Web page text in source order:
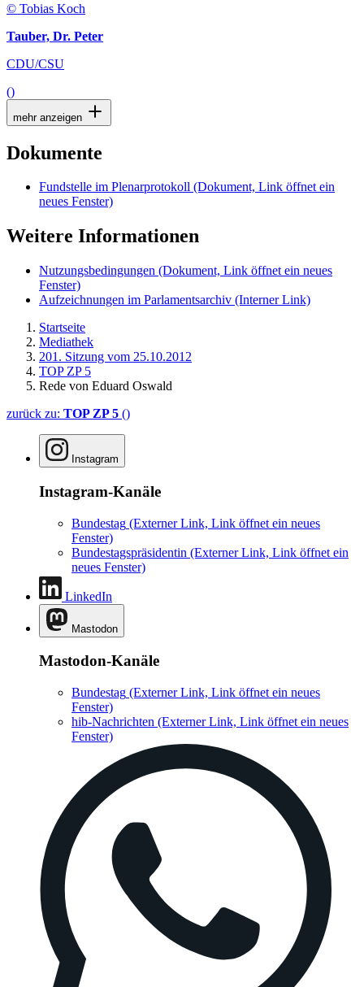
© Tobias Koch
Tauber, Dr. Peter
CDU/CSU
()
mehr anzeigen
Dokumente
Fundstelle im Plenarprotokoll (Dokument, Link öffnet ein
neues Fenster)
Weitere Informationen
Nutzungsbedingungen (Dokument, Link öffnet ein neues
Fenster)
Aufzeichnungen im Parlamentsarchiv (Interner Link)
Startseite
Mediathek
201. Sitzung vom 25.10.2012
TOP ZP 5
Rede von Eduard Oswald
zurück zu: TOP ZP 5 ()
Instagram
Instagram-Kanäle
Bundestag (Externer Link, Link öffnet ein neues
Fenster)
Bundestagspräsidentin (Externer Link, Link öffnet ein
neues Fenster)
LinkedIn
Mastodon
Mastodon-Kanäle
Bundestag (Externer Link, Link öffnet ein neues
Fenster)
hib-Nachrichten (Externer Link, Link öffnet ein neues
Fenster)